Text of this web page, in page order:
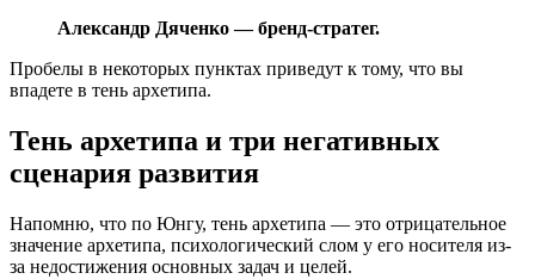
Александр Дяченко — бренд-стратег.
Пробелы в некоторых пунктах приведут к тому, что вы
впадете в тень архетипа.
Тень архетипа и три негативных
сценария развития
Напомню, что по Юнгу, тень архетипа — это отрицательное
значение архетипа, психологический слом у его носителя из-
за недостижения основных задач и целей.